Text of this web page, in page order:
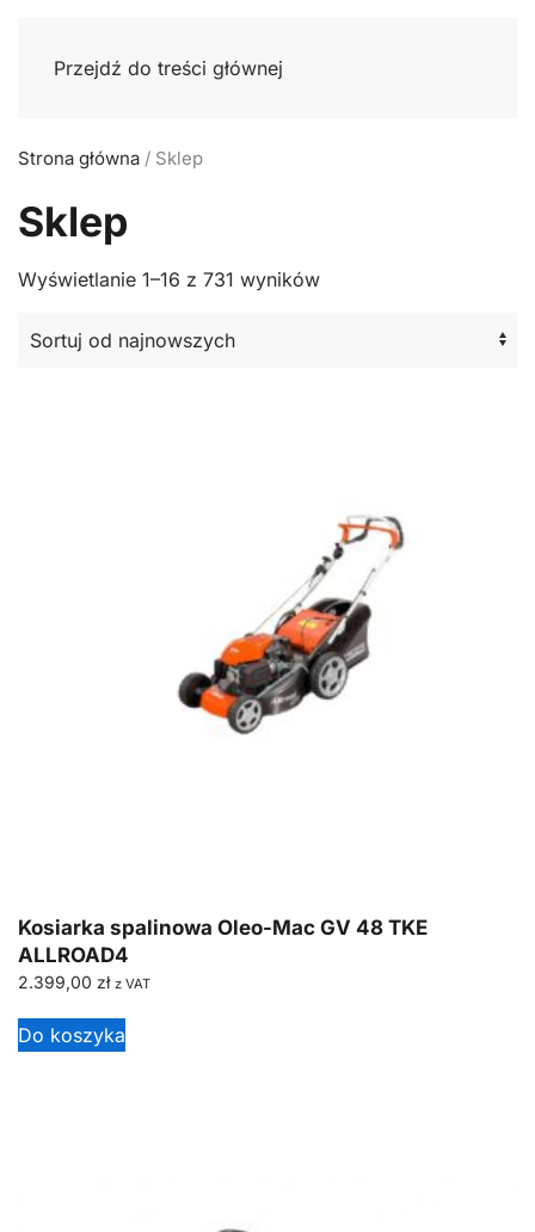
Przejdź do treści głównej
Strona główna / Sklep
Sklep
Wyświetlanie 1–16 z 731 wynikówPosortowane
Kosiarka spalinowa Oleo-Mac GV 48 TKE
ALLROAD4
2.399,00 zł z VAT
Do koszyka